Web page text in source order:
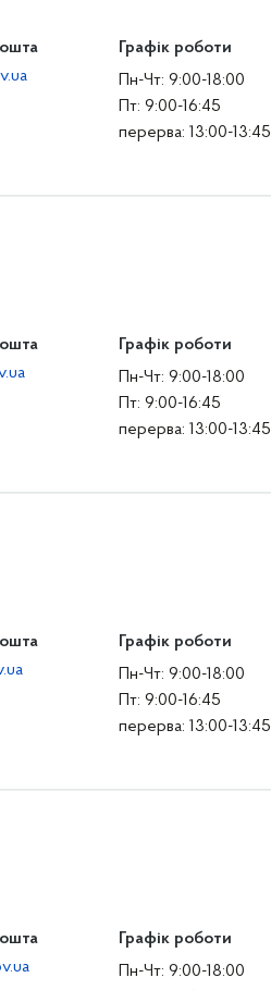
Графік роботи
Пн-Чт: 9:00-18:00
Пт: 9:00-16:45
перерва: 13:00-13:45
Графік роботи
Пн-Чт: 9:00-18:00
Пт: 9:00-16:45
перерва: 13:00-13:45
Графік роботи
Пн-Чт: 9:00-18:00
Пт: 9:00-16:45
перерва: 13:00-13:45
Графік роботи
Пн-Чт: 9:00-18:00